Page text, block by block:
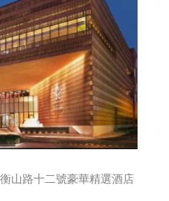
山路十二號豪華精選酒店